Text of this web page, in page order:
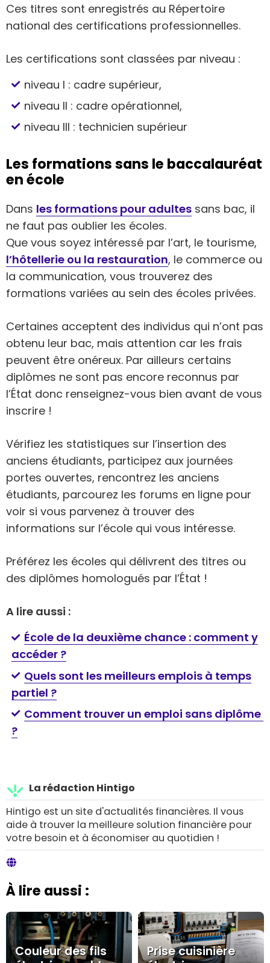
Ces titres sont enregistrés au Répertoire
national des certifications professionnelles.
Les certifications sont classées par niveau :
niveau I : cadre supérieur,
niveau II : cadre opérationnel,
niveau III : technicien supérieur
Les formations sans le baccalauréat
en école
Dans les formations pour adultes sans bac, il
ne faut pas oublier les écoles.
Que vous soyez intéressé par l’art, le tourisme,
l’hôtellerie ou la restauration, le commerce ou
la communication, vous trouverez des
formations variées au sein des écoles privées.
Certaines acceptent des individus qui n’ont pas
obtenu leur bac, mais attention car les frais
peuvent être onéreux. Par ailleurs certains
diplômes ne sont pas encore reconnus par
l’État donc renseignez-vous bien avant de vous
inscrire !
Vérifiez les statistiques sur l’insertion des
anciens étudiants, participez aux journées
portes ouvertes, rencontrez les anciens
étudiants, parcourez les forums en ligne pour
voir si vous parvenez à trouver des
informations sur l’école qui vous intéresse.
Préférez les écoles qui délivrent des titres ou
des diplômes homologués par l’État !
A lire aussi :
École de la deuxième chance : comment y
accéder ?
Quels sont les meilleurs emplois à temps
partiel ?
Comment trouver un emploi sans diplôme
?
La rédaction Hintigo
Hintigo est un site d'actualités financières. Il vous
aide à trouver la meilleure solution financière pour
votre besoin et à économiser au quotidien !
À lire aussi :
Couleur des fils
Prise cuisinière